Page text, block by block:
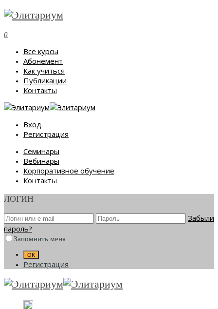
0
Все курсы
Абонемент
Как учиться
Публикации
Контакты
Вход
Регистрация
Семинары
Вебинары
Корпоративное обучение
Контакты
ЛОГИН
Забыли
пароль?
Запомнить меня
Регистрация